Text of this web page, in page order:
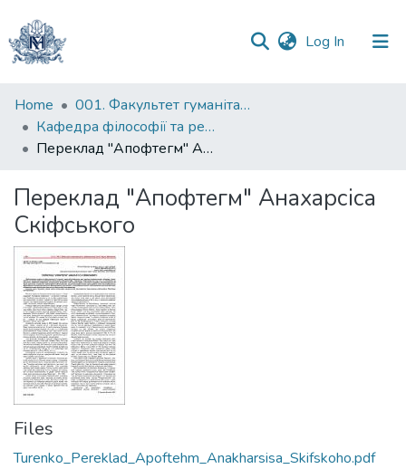
Log In (current)
Communities
&
Collections
Statistics
Home
001. Факультет гуманітарних наук
Кафедра філософії та релігієзнавства
Переклад "Апофтегм" Анахарсіса Скіфського
Переклад "Апофтегм" Анахарсіса
Скіфського
Files
Turenko_Pereklad_Apoftehm_Anakharsisa_Skifskoho.pdf